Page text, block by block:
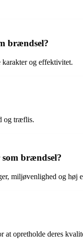
brændsel?
og effektivitet.
og træflis.
brændsel?
miljøvenlighed og høj
at opretholde deres